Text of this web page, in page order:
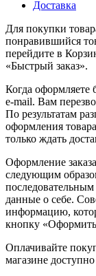
Доставка
Для покупки
понравившийся
перейдите в
«Быстрый заказ».
Когда
e-mail. Вам
По результатам
оформления
только ждать
Оформление
следующим
данные о себе.
информацию,
кнопку «Оформить
Оплачивайте
магазине